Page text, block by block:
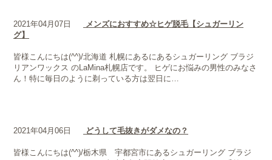
2021年04月07日
メンズにおすすめ☆ヒゲ脱毛【シュガーリン
グ】
皆様こんにちは(^^)/北海道 札幌にあるにあるシュガーリング ブラジ
リアンワックス のLaMina札幌店です。 ヒゲにお悩みの男性のみなさ
ん！特に毎日のように剃っている方は翌日に…
2021年04月06日 どうして毛抜きがダメなの？
皆様こんにちは(^^)/栃木県 宇都宮市にあるシュガーリング ブラジ